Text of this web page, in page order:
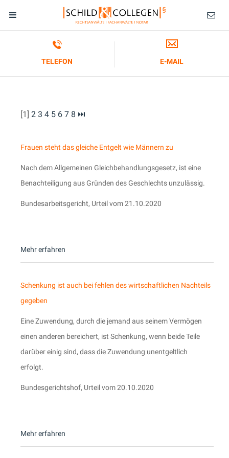
TELEFON E-MAIL
[1] 2 3 4 5 6 7 8 ⏭
Frauen steht das gleiche Entgelt wie Männern zu
Nach dem Allgemeinen Gleichbehandlungsgesetz, ist eine
Benachteiligung aus Gründen des Geschlechts unzulässig.
Bundesarbeitsgericht, Urteil vom 21.10.2020
Mehr erfahren
Schenkung ist auch bei fehlen des wirtschaftlichen Nachteils
gegeben
Eine Zuwendung, durch die jemand aus seinem Vermögen
einen anderen bereichert, ist Schenkung, wenn beide Teile
darüber einig sind, dass die Zuwendung unentgeltlich
erfolgt.
Bundesgerichtshof, Urteil vom 20.10.2020
Mehr erfahren